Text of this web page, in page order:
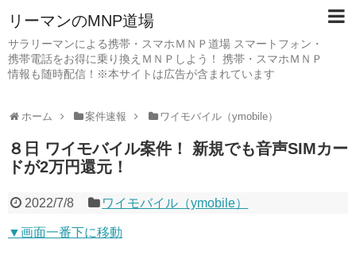
リーマンのMNP道場
サラリーマンによる携帯・スマホＭＮＰ道場 スマートフォン・
携帯電話をお得に乗り換えＭＮＰしよう！ 携帯・スマホＭＮＰ
情報も随時配信！※本サイトは広告が含まれています
ホーム 案件速報 ワイモバイル（ymobile）
８日 ワイモバイル案件！ 新規でも音声SIMカー
ドが2万円還元！
2022/7/8 ワイモバイル（ymobile）
▼画面一番下に移動